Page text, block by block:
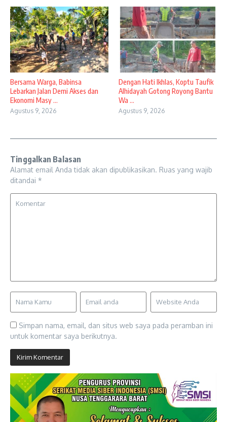
Bersama Warga, Babinsa
Lebarkan Jalan Demi Akses dan
Ekonomi Masy ...
Agustus 9, 2026
Dengan Hati Ikhlas, Koptu Taufik
Alhidayah Gotong Royong Bantu
Wa ...
Agustus 9, 2026
Tinggalkan Balasan
Alamat email Anda tidak akan dipublikasikan. Ruas yang wajib
ditandai *
Simpan nama, email, dan situs web saya pada peramban ini
untuk komentar saya berikutnya.